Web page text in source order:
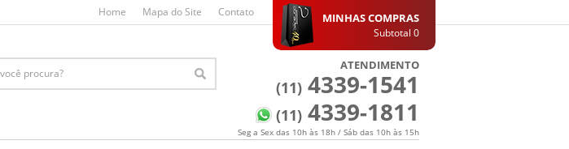
Home Mapa do Site Contato MINHAS COMPRAS
Subtotal 0
ATENDIMENTO
(11) 4339-1541
(11) 4339-1811
Seg a Sex das 10h às 18h / Sáb das 10h às 15h